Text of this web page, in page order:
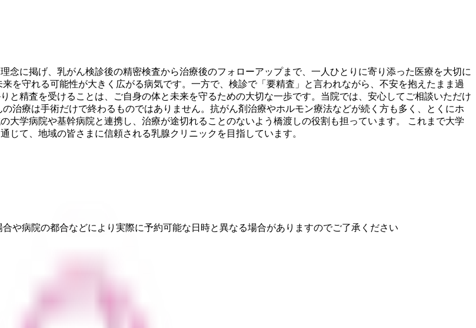
念に掲げ、乳がん検診後の精密検査から治療後のフォローアップまで、一人ひとりに寄り添った医療を大切に
を守れる可能性が大きく広がる病気です。一方で、検診で「要精査」と言われながら、不安を抱えたまま過
と精査を受けることは、ご自身の体と未来を守るための大切な一歩です。当院では、安心してご相談いただけ
治療は手術だけで終わるものではありません。抗がん剤治療やホルモン療法などが続く方も多く、とくにホ
大学病院や基幹病院と連携し、治療が途切れることのないよう橋渡しの役割も担っています。 これまで大学
て、地域の皆さまに信頼される乳腺クリニックを目指しています。
や病院の都合などにより実際に予約可能な日時と異なる場合がありますのでご了承ください